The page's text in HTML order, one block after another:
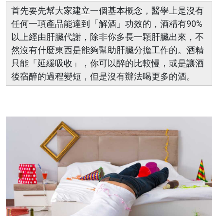
首先要先幫大家建立一個基本概念，醫學上是沒有
任何一項產品能達到「解酒」功效的，酒精有90%
以上經由肝臟代謝，除非你多長一顆肝臟出來，不
然沒有什麼東西是能夠幫助肝臟分擔工作的。酒精
只能「延緩吸收」，你可以醉的比較慢，或是讓酒
後宿醉的過程變短，但是沒有辦法喝更多的酒。